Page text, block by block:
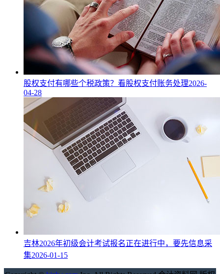
股权支付有哪些个税政策？看股权支付账务处理2026-
04-28
吉林2026年初级会计考试报名正在进行中，要先信息采
集2026-01-15